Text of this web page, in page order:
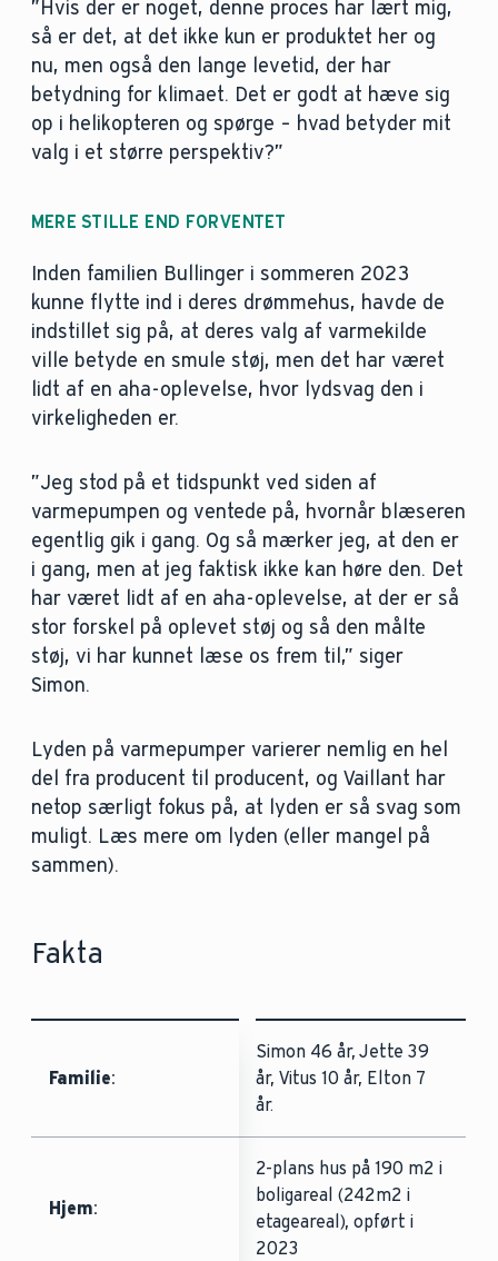
”Hvis der er noget, denne proces har lært mig,
så er det, at det ikke kun er produktet her og
nu, men også den lange levetid, der har
betydning for klimaet. Det er godt at hæve sig
op i helikopteren og spørge – hvad betyder mit
valg i et større perspektiv?”
MERE STILLE END FORVENTET
Inden familien Bullinger i sommeren 2023
kunne flytte ind i deres drømmehus, havde de
indstillet sig på, at deres valg af varmekilde
ville betyde en smule støj, men det har været
lidt af en aha-oplevelse, hvor lydsvag den i
virkeligheden er.
”Jeg stod på et tidspunkt ved siden af
varmepumpen og ventede på, hvornår blæseren
egentlig gik i gang. Og så mærker jeg, at den er
i gang, men at jeg faktisk ikke kan høre den. Det
har været lidt af en aha-oplevelse, at der er så
stor forskel på oplevet støj og så den målte
støj, vi har kunnet læse os frem til,” siger
Simon.
Lyden på varmepumper varierer nemlig en hel
del fra producent til producent, og Vaillant har
netop særligt fokus på, at lyden er så svag som
muligt. Læs mere om lyden (eller mangel på
sammen).
Fakta
Simon 46 år, Jette 39
år, Vitus 10 år, Elton 7
år.
2-plans hus på 190 m2 i
boligareal (242m2 i
etageareal), opført i
2023
Familie:
Hjem: